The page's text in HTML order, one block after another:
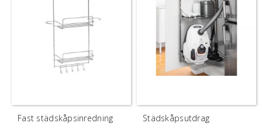
Fast städskåpsinredning Städskåpsutdrag